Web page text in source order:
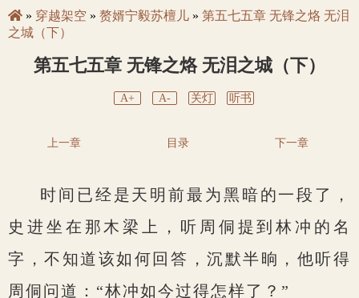
» 穿越架空 » 赘婿宁毅苏檀儿 » 第五七五章 无锋之烙 无泪
之城（下）
第五七五章 无锋之烙 无泪之城（下）
A+ A- 关灯 听书
上一章 目录 下一章
时间已经是天明前最为黑暗的一段了，
史进坐在那木梁上，听周侗提到林冲的名
字，不知道该如何回答，沉默半晌，他听得
周侗问道：“林冲如今过得怎样了？”